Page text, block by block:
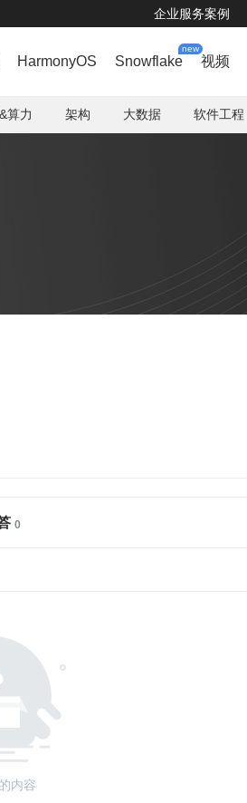
企业服务案例
HarmonyOS Snowflake
new
视频
算力 架构 大数据 软件工程
内容